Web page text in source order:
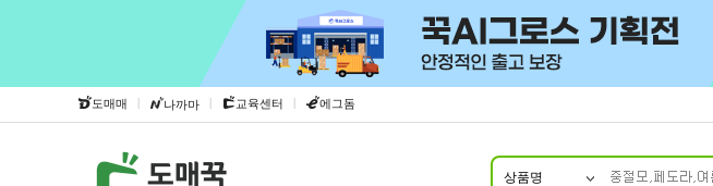
도매매 | 나까마 | 교육센터 | 에그돔
상품명